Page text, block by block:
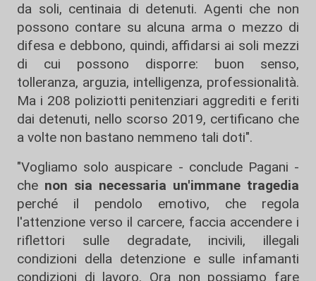
da soli, centinaia di detenuti. Agenti che non
possono contare su alcuna arma o mezzo di
difesa e debbono, quindi, affidarsi ai soli mezzi
di cui possono disporre: buon senso,
tolleranza, arguzia, intelligenza, professionalità.
Ma i 208 poliziotti penitenziari aggrediti e feriti
dai detenuti, nello scorso 2019, certificano che
a volte non bastano nemmeno tali doti".
"Vogliamo solo auspicare - conclude Pagani -
che non sia necessaria un'immane tragedia
perché il pendolo emotivo, che regola
l'attenzione verso il carcere, faccia accendere i
riflettori sulle degradate, incivili, illegali
condizioni della detenzione e sulle infamanti
condizioni di lavoro. Ora non possiamo fare